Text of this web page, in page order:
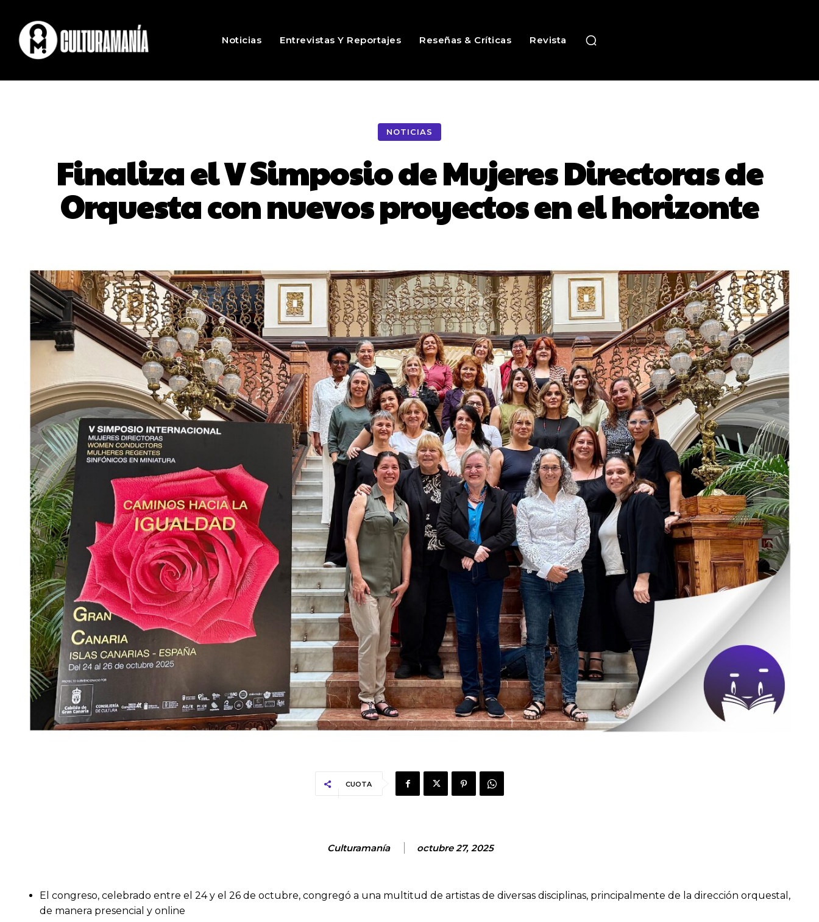
Noticias Entrevistas Y Reportajes Reseñas & Críticas Revista
NOTICIAS
Finaliza el V Simposio de Mujeres Directoras de
Orquesta con nuevos proyectos en el horizonte
CUOTA
Culturamanía octubre 27, 2025
El congreso, celebrado entre el 24 y el 26 de octubre, congregó a una multitud de artistas de diversas disciplinas, principalmente de la dirección orquestal,
de manera presencial y online